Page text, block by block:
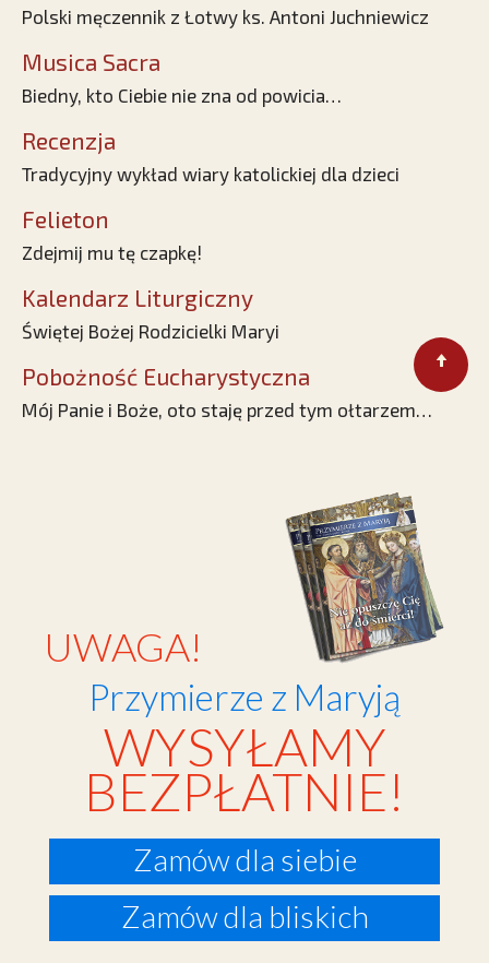
Polski męczennik z Łotwy ks. Antoni Juchniewicz
Musica Sacra
Biedny, kto Ciebie nie zna od powicia…
Recenzja
Tradycyjny wykład wiary katolickiej dla dzieci
Felieton
Zdejmij mu tę czapkę!
Kalendarz Liturgiczny
Świętej Bożej Rodzicielki Maryi
Pobożność Eucharystyczna
Mój Panie i Boże, oto staję przed tym ołtarzem…
UWAGA!
Przymierze z Maryją
WYSYŁAMY
BEZPŁATNIE!
Zamów dla siebie
Zamów dla bliskich